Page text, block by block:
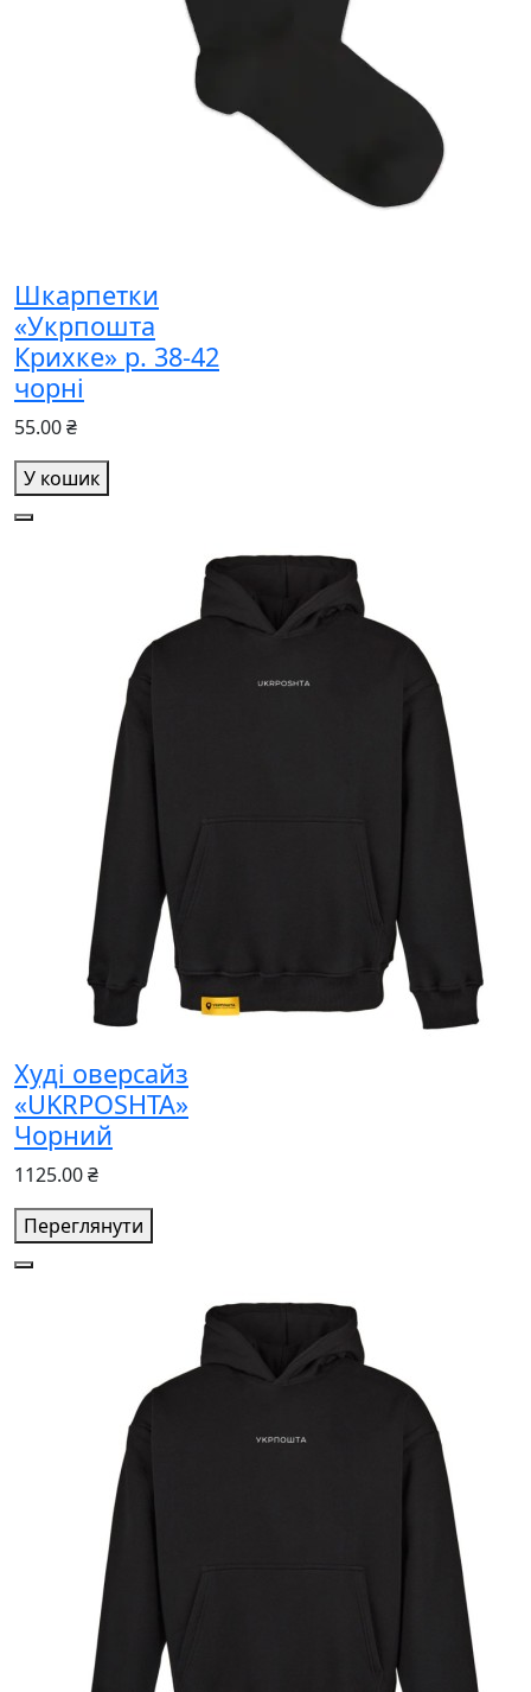
Шкарпетки
«Укрпошта
Крихке» р. 38-42
чорні
55.00 ₴
У кошик
Худі оверсайз
«UKRPOSHTA»
Чорний
1125.00 ₴
Переглянути